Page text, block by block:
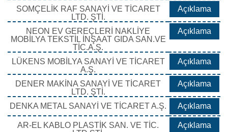
SOMÇELİK RAF SANAYİ VE TİCARET
LTD. ŞTİ.
Açıklama
NEON EV GEREÇLERİ NAKLİYE
MOBİLYA TEKSTİL İNŞAAT GIDA SAN.VE
TİC.A.Ş.
Açıklama
LÜKENS MOBİLYA SANAYİ VE TİCARET
A.Ş.
Açıklama
DENER MAKİNA SANAYİ VE TİCARET
LTD. ŞTİ.
Açıklama
DENKA METAL SANAYİ VE TİCARET A.Ş. Açıklama
AR-EL KABLO PLASTİK SAN. VE TİC.
Açıklama